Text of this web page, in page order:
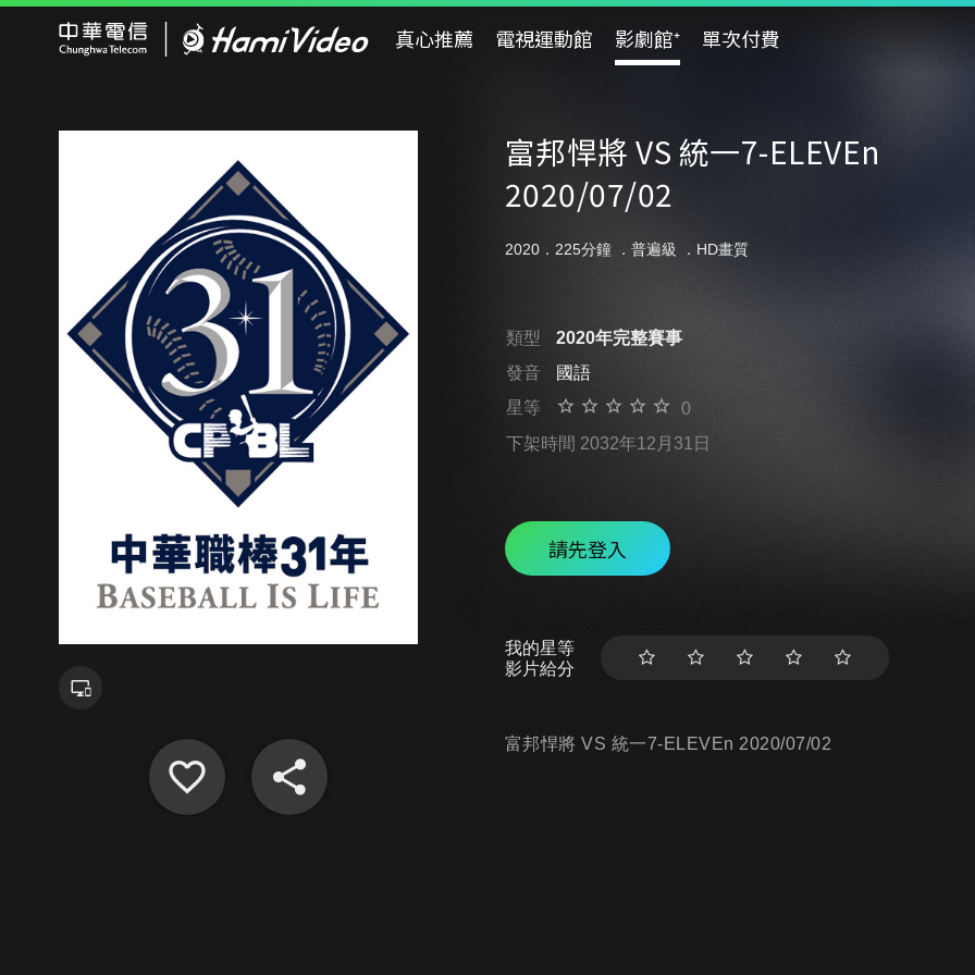
真心推薦 電視運動館 影劇館⁺ 單次付費
富邦悍將 VS 統一7-ELEVEn
2020/07/02
2020．225分鐘 ． 普遍級 ．HD畫質
類型
2020年完整賽事
發音
國語
星等
0
下架時間 2032年12月31日
請先登入
我的星等
影片給分
富邦悍將 VS 統一7-ELEVEn 2020/07/02